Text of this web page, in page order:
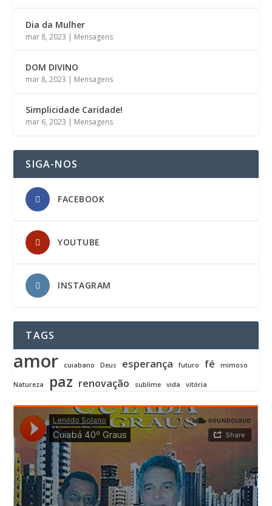
Dia da Mulher
mar 8, 2023 | Mensagens
DOM DIVINO
mar 8, 2023 | Mensagens
Simplicidade Caridade!
mar 6, 2023 | Mensagens
SIGA-NOS
FACEBOOK
YOUTUBE
INSTAGRAM
TAGS
amor cuiabano Deus esperança futuro fé mimoso
Natureza paz renovação sublime vida vitória